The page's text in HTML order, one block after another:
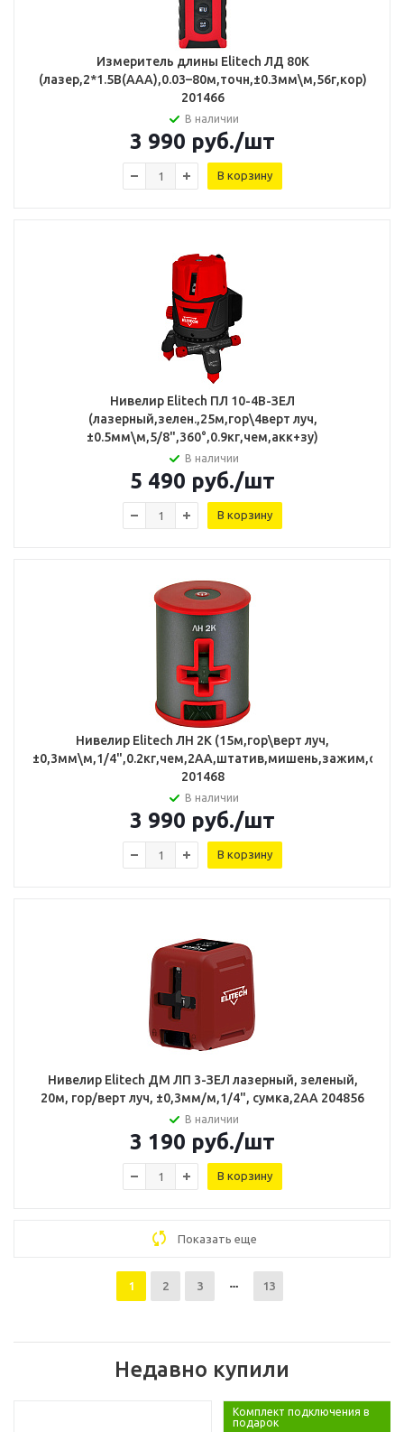
Измеритель длины Elitech ЛД 80К
(лазер,2*1.5В(ААА),0.03–80м,точн,±0.3мм\м,56г,кор)
201466
В наличии
3 990 руб./шт
В корзину
Нивелир Elitech ПЛ 10-4В-ЗЕЛ
(лазерный,зелен.,25м,гор\4верт луч,
±0.5мм\м,5/8",360°,0.9кг,чем,акк+зу)
В наличии
5 490 руб./шт
В корзину
Нивелир Elitech ЛН 2К (15м,гор\верт луч,
±0,3мм\м,1/4",0.2кг,чем,2АА,штатив,мишень,зажим,очки)
201468
В наличии
3 990 руб./шт
В корзину
Нивелир Elitech ДМ ЛП 3-ЗЕЛ лазерный, зеленый,
20м, гор/верт луч, ±0,3мм/м,1/4", сумка,2АА 204856
В наличии
3 190 руб./шт
В корзину
Показать еще
1 2 3 13
Недавно купили
Комплект подключения в
подарок